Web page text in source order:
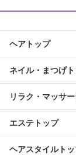
ヘアトップ
ネイル・まつげ
リラク・マッサ
エステトップ
ヘアスタイルト